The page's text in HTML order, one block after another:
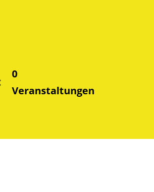
Filter
löschen
0
Veranstaltungen